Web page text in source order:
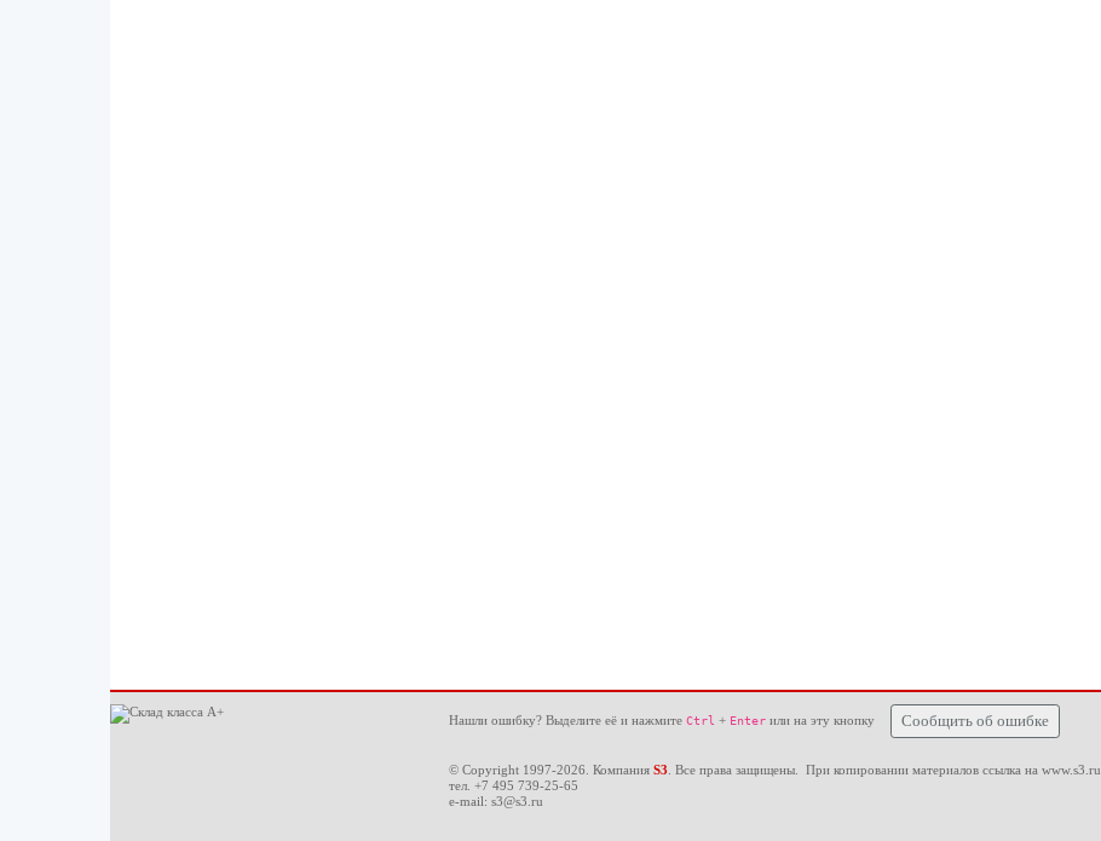
Нашли ошибку? Выделите её и нажмите Ctrl + Enterили на эту кнопку Сообщить об ошибке
© Copyright 1997-2026. Компания S3 . Все права защищены. При копировании материалов ссылка на www.s3.ru
тел. +7 495 739-25-65
e-mail: s3@s3.ru